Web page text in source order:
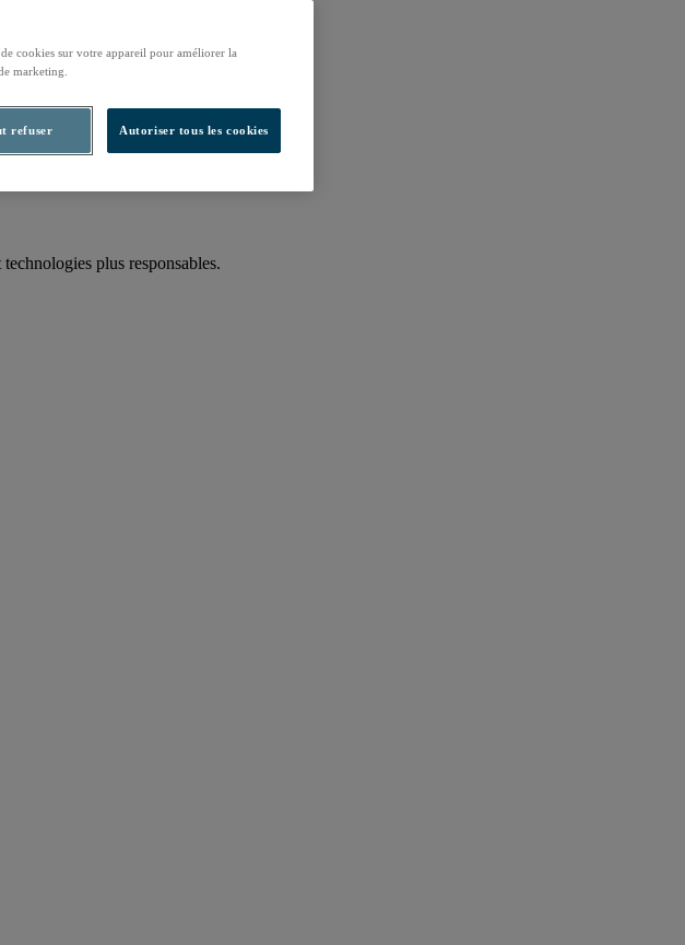
plus responsables.
cookies sur votre appareil pour améliorer la
marketing.
refuser Autoriser tous les cookies